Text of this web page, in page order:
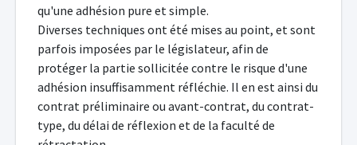
qu'une adhésion pure et simple.
Diverses techniques ont été mises au point, et sont
parfois imposées par le législateur, afin de
protéger la partie sollicitée contre le risque d'une
adhésion insuffisamment réfléchie. Il en est ainsi du
contrat préliminaire ou avant-contrat, du contrat-
type, du délai de réflexion et de la faculté de